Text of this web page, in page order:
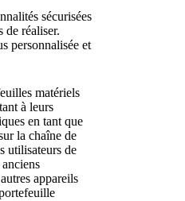
sécurisées
de réaliser.
personnalisée et
matériels
à leurs
en tant que
la chaîne de
utilisateurs de
appareils